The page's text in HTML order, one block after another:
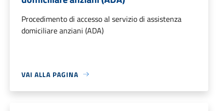
Procedimento di accesso al servizio di assistenza
domiciliare anziani (ADA)
VAI ALLA PAGINA